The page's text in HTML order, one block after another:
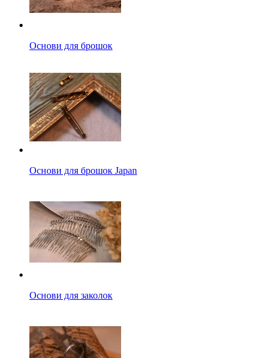
Основи для брошок
Основи для брошок Japan
Основи для заколок